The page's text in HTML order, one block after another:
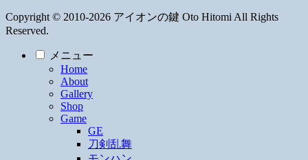
Copyright © 2010-2026 アイオンの鍵 Oto Hitomi All Rights
Reserved.
メニュー
Home
About
Gallery
Shop
Game
GE
刀剣乱舞